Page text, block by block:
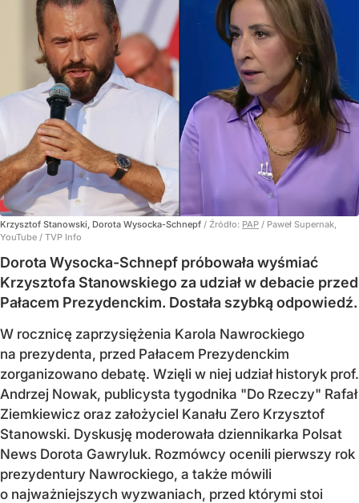
Krzysztof Stanowski, Dorota Wysocka-Schnepf / Źródło: PAP / Paweł Supernak,
YouTube / TVP Info
Dorota Wysocka-Schnepf próbowała wyśmiać
Krzysztofa Stanowskiego za udział w debacie przed
Pałacem Prezydenckim. Dostała szybką odpowiedź.
W rocznicę zaprzysiężenia Karola Nawrockiego
na prezydenta, przed Pałacem Prezydenckim
zorganizowano debatę. Wzięli w niej udział historyk prof.
Andrzej Nowak, publicysta tygodnika "Do Rzeczy" Rafał
Ziemkiewicz oraz założyciel Kanału Zero Krzysztof
Stanowski. Dyskusję moderowała dziennikarka Polsat
News Dorota Gawryluk. Rozmówcy ocenili pierwszy rok
prezydentury Nawrockiego, a także mówili
o najważniejszych wyzwaniach, przed którymi stoi